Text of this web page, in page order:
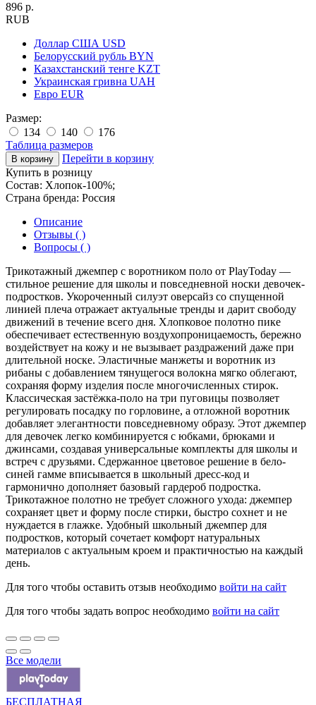
896 р.
RUB
Доллар США USD
Белорусский рубль BYN
Казахстанский тенге KZT
Украинская гривна UAH
Евро EUR
Размер:
134
140
176
Таблица размеров
Перейти в корзину
Купить в розницу
Состав: Хлопок-100%;
Страна бренда: Россия
Описание
Отзывы ( )
Вопросы ( )
Трикотажный джемпер с воротником поло от PlayToday —
стильное решение для школы и повседневной носки девочек-
подростков. Укороченный силуэт оверсайз со спущенной
линией плеча отражает актуальные тренды и дарит свободу
движений в течение всего дня. Хлопковое полотно пике
обеспечивает естественную воздухопроницаемость, бережно
воздействует на кожу и не вызывает раздражений даже при
длительной носке. Эластичные манжеты и воротник из
рибаны с добавлением тянущегося волокна мягко облегают,
сохраняя форму изделия после многочисленных стирок.
Классическая застёжка-поло на три пуговицы позволяет
регулировать посадку по горловине, а отложной воротник
добавляет элегантности повседневному образу. Этот джемпер
для девочек легко комбинируется с юбками, брюками и
джинсами, создавая универсальные комплекты для школы и
встреч с друзьями. Сдержанное цветовое решение в бело-
синей гамме вписывается в школьный дресс-код и
гармонично дополняет базовый гардероб подростка.
Трикотажное полотно не требует сложного ухода: джемпер
сохраняет цвет и форму после стирки, быстро сохнет и не
нуждается в глажке. Удобный школьный джемпер для
подростков, который сочетает комфорт натуральных
материалов с актуальным кроем и практичностью на каждый
день.
Для того чтобы оставить отзыв необходимо войти на сайт
Для того чтобы задать вопрос необходимо войти на сайт
Все модели
БЕСПЛАТНАЯ